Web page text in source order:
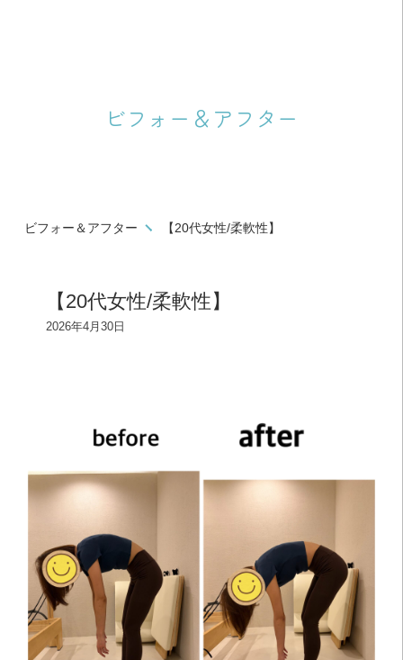
ビフォー＆アフター
ビフォー＆アフター 【20代女性/柔軟性】
【20代女性/柔軟性】
2026年4月30日